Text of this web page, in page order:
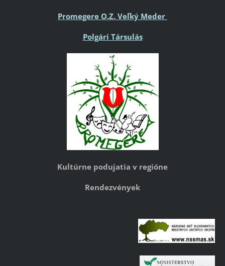
Promegere O.Z. Veľký Meder
Polgári Társulás
Kultúrne podujatia v regióne
Rendezvények